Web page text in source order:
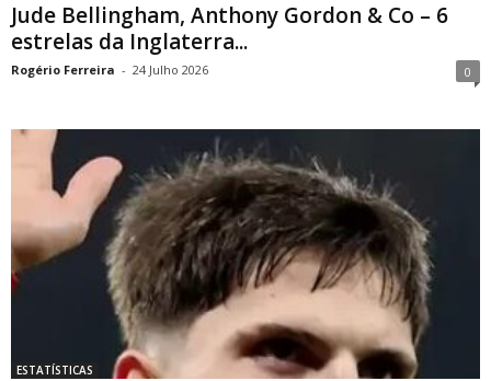
Jude Bellingham, Anthony Gordon & Co – 6
estrelas da Inglaterra...
Rogério Ferreira - 24 Julho 2026 0
ESTATÍSTICAS